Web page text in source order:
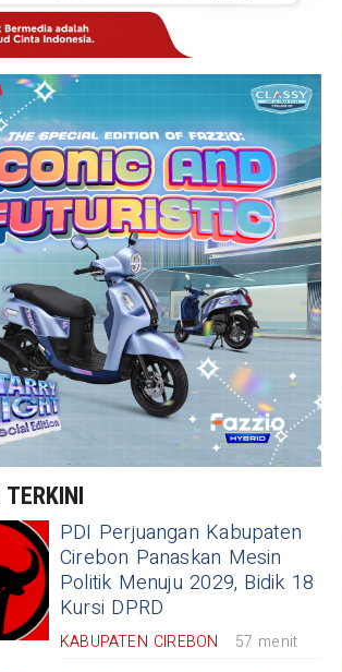
PDI Perjuangan Kabupaten
Cirebon Panaskan Mesin
Politik Menuju 2029, Bidik 18
Kursi DPRD
KABUPATEN CIREBON 57 menit